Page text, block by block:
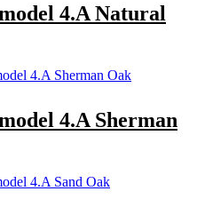
4.A Natural
4.A Sherman